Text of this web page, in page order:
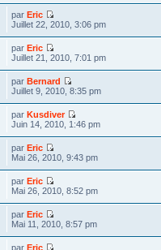
parEric
Juillet 22, 2010, 3:06 pm
parEric
Juillet 21, 2010, 7:01 pm
parBernard
Juillet 9, 2010, 8:35 pm
parKusdiver
Juin 14, 2010, 1:46 pm
parEric
Mai 26, 2010, 9:43 pm
parEric
Mai 26, 2010, 8:52 pm
parEric
Mai 11, 2010, 8:57 pm
parEric